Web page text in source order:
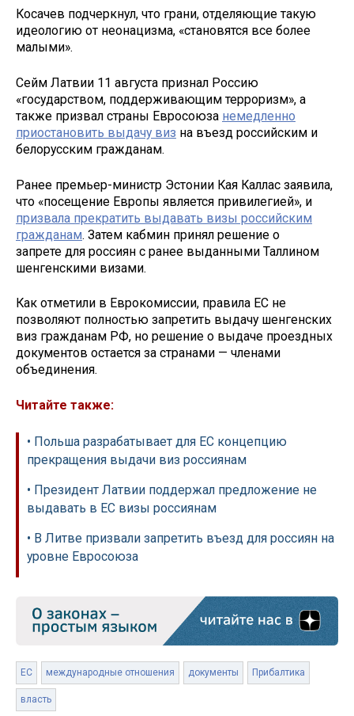
Косачев подчеркнул, что грани, отделяющие такую
идеологию от неонацизма, «становятся все более
малыми».
Сейм Латвии 11 августа признал Россию
«государством, поддерживающим терроризм», а
также призвал страны Евросоюза немедленно
приостановить выдачу виз на въезд российским и
белорусским гражданам.
Ранее премьер-министр Эстонии Кая Каллас заявила,
что «посещение Европы является привилегией», и
призвала прекратить выдавать визы российским
гражданам. Затем кабмин принял решение о
запрете для россиян с ранее выданными Таллином
шенгенскими визами.
Как отметили в Еврокомиссии, правила ЕС не
позволяют полностью запретить выдачу шенгенских
виз гражданам РФ, но решение о выдаче проездных
документов остается за странами — членами
объединения.
Читайте также:
• Польша разрабатывает для ЕС концепцию
прекращения выдачи виз россиянам
• Президент Латвии поддержал предложение не
выдавать в ЕС визы россиянам
• В Литве призвали запретить въезд для россиян на
уровне Евросоюза
ЕС международные отношения документы Прибалтика
власть